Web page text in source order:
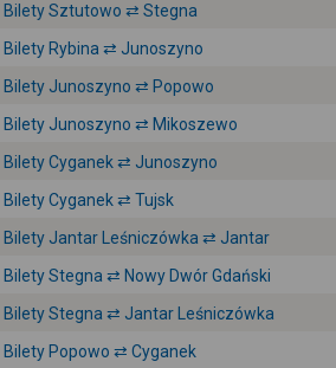
Bilety Sztutowo ⇄ Stegna
Bilety Rybina ⇄ Junoszyno
Bilety Junoszyno ⇄ Popowo
Bilety Junoszyno ⇄ Mikoszewo
Bilety Cyganek ⇄ Junoszyno
Bilety Cyganek ⇄ Tujsk
Bilety Jantar Leśniczówka ⇄ Jantar
Bilety Stegna ⇄ Nowy Dwór Gdański
Bilety Stegna ⇄ Jantar Leśniczówka
Bilety Popowo ⇄ Cyganek